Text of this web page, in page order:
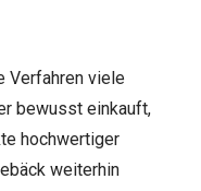
Verfahren viele
bewusst einkauft,
hochwertiger
weiterhin